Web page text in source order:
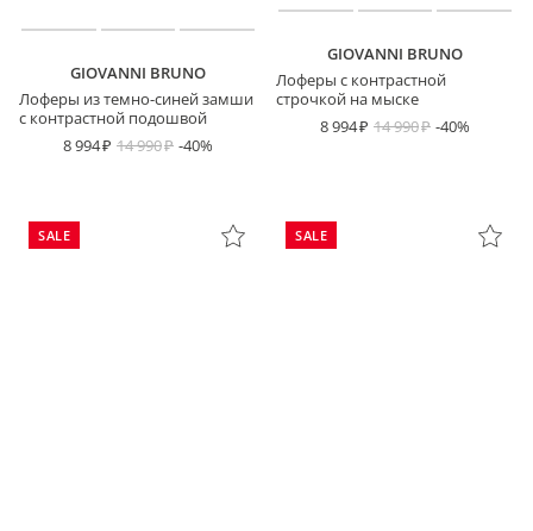
GIOVANNI BRUNO
Лоферы из темно-синей замши
с контрастной подошвой
8 994
14 990 -40%
GIOVANNI BRUNO
Лоферы с контрастной
строчкой на мыске
8 994
14 990 -40%
SALE SALE